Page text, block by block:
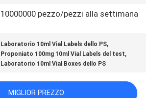
10000000 pezzo/pezzi alla settimana
Laboratorio 10ml Vial Labels dello PS,
Proponiato 100mg 10ml Vial Labels del test,
Laboratorio 10ml Vial Boxes dello PS
MIGLIOR PREZZO